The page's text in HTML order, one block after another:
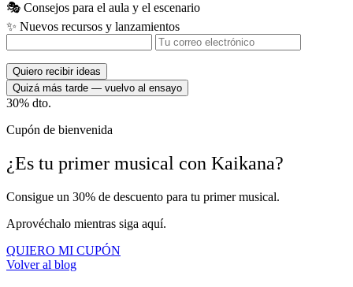
🎭 Consejos para el aula y el escenario
✨ Nuevos recursos y lanzamientos
Quiero recibir ideas
Quizá más tarde — vuelvo al ensayo
30% dto.
Cupón de bienvenida
¿Es tu primer musical con Kaikana?
Consigue un 30% de descuento para tu primer musical.
Aprovéchalo mientras siga aquí.
QUIERO MI CUPÓN
Volver al blog